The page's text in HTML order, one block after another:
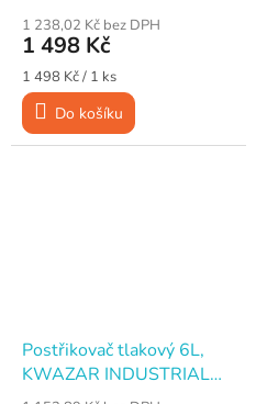
tlakový 6 l
1 238,02 Kč bez DPH
1 498 Kč
Měrná
cena:
1 498 Kč / 1 ks
Do košíku
Postřikovač tlakový 6L,
KWAZAR INDUSTRIAL
Xi6 AIR